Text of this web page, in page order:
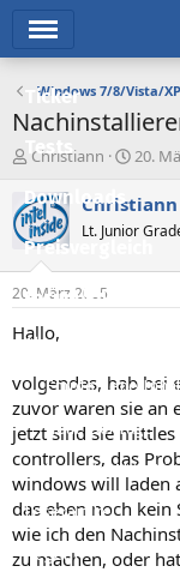
Ticker
Tests
Downloads
Preisvergleich
Forum
Aktuelles
Empfohlene
Neue Beiträge
Neueste
Leserartikel
Regeln
Windows 7/8/Vista/
E
s
t
e
e
r
Christiann
E
s
e
t
20.
Christiann
Lt. Junior
20. März 2005
Hallo,
volgendes, hab bei
zuvor waren sie an
jetzt sind sie mittles
controllers, das
windows will laden
das eben noch kein
wie ich den
zu machen, oder